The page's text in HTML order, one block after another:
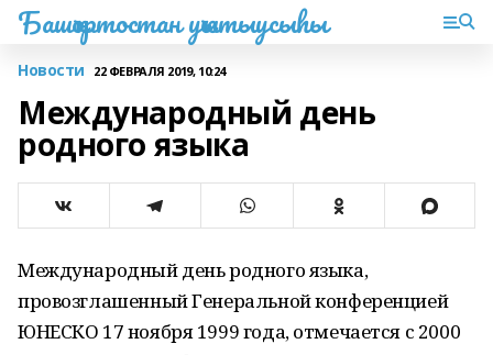
Башҡортостан уҡытыусыһы
Новости 22 ФЕВРАЛЯ 2019, 10:24
Международный день
родного языка
Международный день родного языка,
провозглашенный Генеральной конференцией
ЮНЕСКО 17 ноября 1999 года, отмечается с 2000